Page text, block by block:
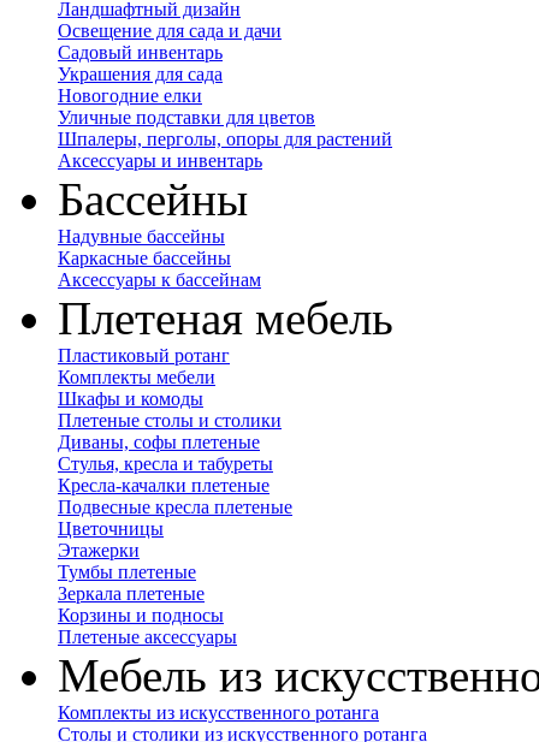
Ландшафтный дизайн
Освещение для сада и дачи
Садовый инвентарь
Украшения для сада
Новогодние елки
Уличные подставки для цветов
Шпалеры, перголы, опоры для растений
Аксессуары и инвентарь
Бассейны
Надувные бассейны
Каркасные бассейны
Аксессуары к бассейнам
Плетеная мебель
Пластиковый ротанг
Комплекты мебели
Шкафы и комоды
Плетеные столы и столики
Диваны, софы плетеные
Стулья, кресла и табуреты
Кресла-качалки плетеные
Подвесные кресла плетеные
Цветочницы
Этажерки
Тумбы плетеные
Зеркала плетеные
Корзины и подносы
Плетеные аксессуары
Мебель из
Комплекты из искусственного ротанга
Столы и столики из искусственного ротанга